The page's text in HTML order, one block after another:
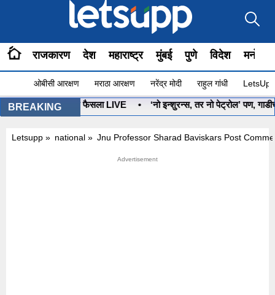
राजकारण देश महाराष्ट्र मुंबई पुणे विदेश
ओबीसी आरक्षण मराठा आरक्षण नरेंद्र मोदी राहुल गांधी
BREAKING
आज होणार फैसला LIVE • ‘नो इन्शुरन्स, तर नो पेट्रोल’ पण, गाडीचा
Letsupp » national » Jnu Professor Sharad Baviskars Post